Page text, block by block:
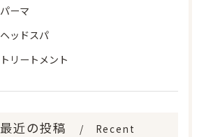
パーマ
ヘッドスパ
トリートメント
最近の投稿
Recent